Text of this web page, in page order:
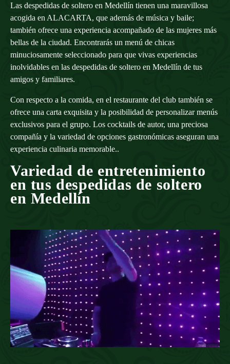
Las despedidas de soltero en Medellín tienen una maravillosa
acogida en ALACARTA, que además de música y baile;
también ofrece una experiencia acompañado de las mujeres más
bellas de la ciudad. Encontrarás un menú de chicas
minuciosamente seleccionado para que vivas experiencias
inolvidables en las despedidas de soltero en Medellín de tus
amigos y familiares.
Con respecto a la comida, en el restaurante del club también se
ofrece una carta exquisita y la posibilidad de personalizar menús
exclusivos para el grupo. Los cocktails de autor, una preciosa
compañía y la variedad de opciones gastronómicas aseguran una
experiencia culinaria memorable..
Variedad de entretenimiento
en tus despedidas de soltero
en Medellín